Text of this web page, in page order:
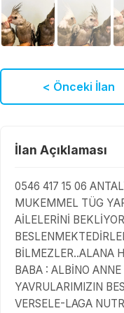
< Önceki İlan
İlan Açıklaması
0546 417 15 06
MUKEMMEL TÜG
AİLELERİNİ
BİLMEZLER..ALANA
BABA : ALBİNO
YAVRULARIMIZIN
VERSELE-LAGA